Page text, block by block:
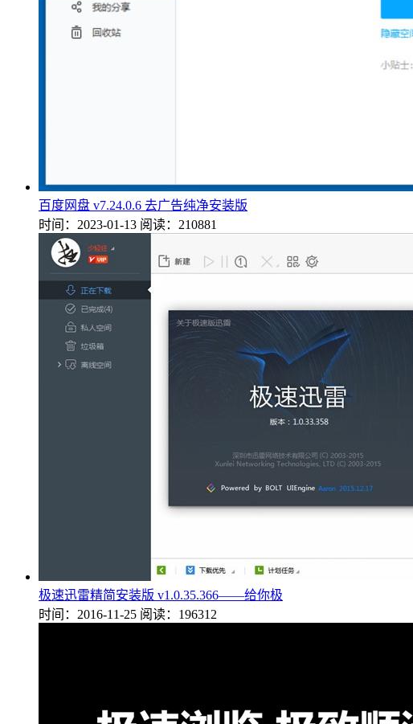
百度网盘 v7.24.0.6 去广告纯净安装版
时间：2023-01-13 阅读：210881
极速迅雷精简安装版 v1.0.35.366——给你极
时间：2016-11-25 阅读：196312